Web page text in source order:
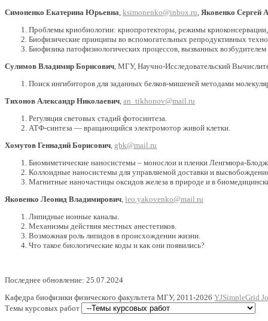
Симоненко Екатерина Юрьевна ksimonenko@inbox.ru Яковенко Сергей
Проблемы криобиологии: криопротекторы, режимы криоконсервации,
Биофизические принципы во вспомогательных репродуктивных
Биофизика патофизиологических процессов, вызванных
Сулимов Владимир Борисович , МГУ, Научно-Исследовательский
Поиск ингибиторов для заданных белков-мишеней методами
Тихонов Александр Николаевич an_tikhonov@mail.ru
Регуляция световых стадий фотосинтеза.
АТФ-синтеза — вращающийся электромотор живой клетки.
Хомутов Геннадий Борисович gbk@mail.ru
Биомиметические наносистемы – монослои и пленки Ленгмюра-
Коллоидные наносистемы для управляемой доставки и
Магнитные наночастицы оксидов железа в природе и в
Яковенко Леонид Владимирович leo.yakovenko@mail.ru
Липидные ионные каналы.
Механизмы действия местных анестетиков.
Возможная роль липидов в происхождении жизни.
Что такое биологические коды и как они появились?
Последнее обновление: 25.07.2024
Кафедра биофизики физического факультета МГУ, 2011-2026 YJSimpleGrid
Темы курсовых работ